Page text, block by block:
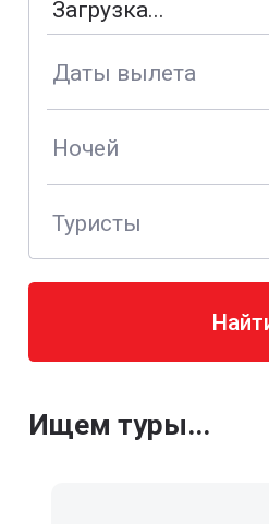
Даты вылета
Ночей
Туристы
Ищем туры...